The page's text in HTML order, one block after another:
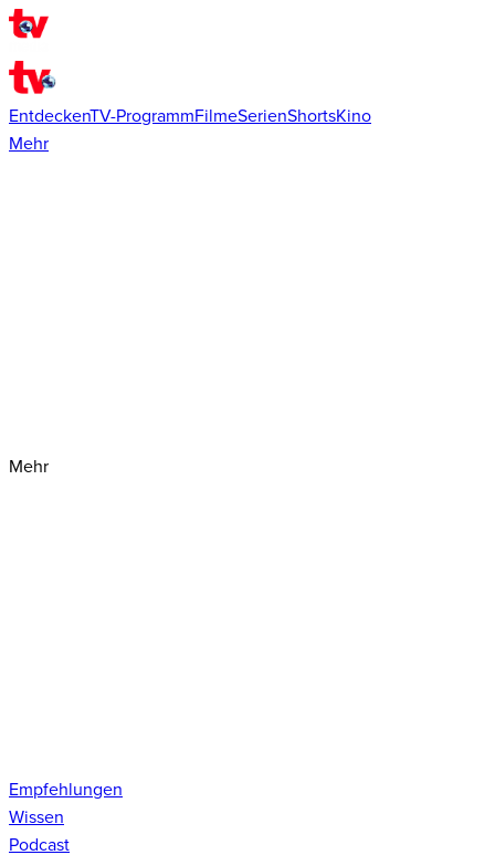
EntdeckenTV-ProgrammFilmeSerienShortsKino
Mehr
Mehr
Empfehlungen
Wissen
Podcast